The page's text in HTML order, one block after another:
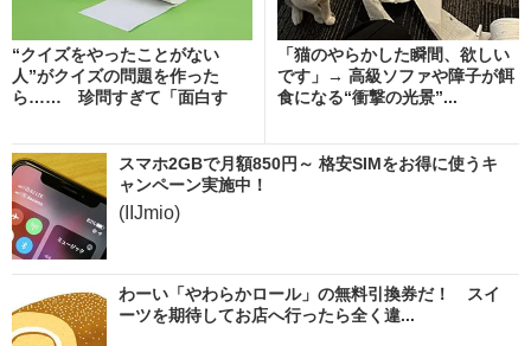
“クイズをやったことがない
人”がクイズの問題を作った
ら…… 珍問すぎて「面白す
「猫のやらかした瞬間、欲しい
です」→ 高級ソファや障子が餌
食になる“衝撃の光景”...
スマホ2GBで月額850円～ 格安SIMをお得に使うキ
ャンペーン実施中！
(IIJmio)
わーい「やわらかロール」の無料引換券だ！ スイ
ーツを期待してお店へ行ったら全く違...